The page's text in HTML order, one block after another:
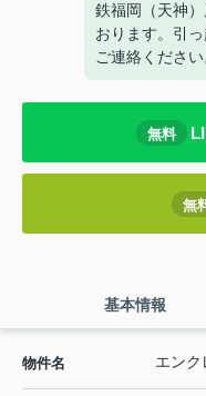
鉄福岡（天神
おります。引
ご連絡ください
無料
無
基本情報
物件名 エンク